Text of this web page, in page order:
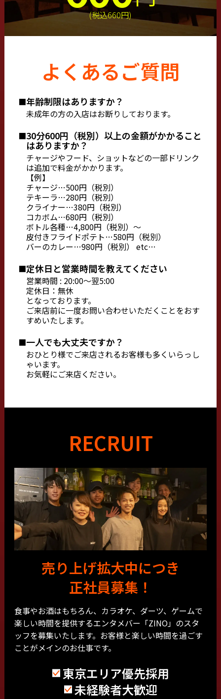
(税込660円)
よくあるご質問
年齢制限はありますか？
未成年の方の入店はお断りしております。
30分600円（税別）以上の金額がかかること
はありますか？
チャージやフード、ショットなどの一部ドリンク
は追加で料金がかかります。
【例】
チャージ…500円（税別）
テキーラ…280円（税別）
クライナー…380円（税別）
コカボム…680円（税別）
ボトル各種…4,800円（税別）〜
皮付きフライドポテト…580円（税別）
バーのカレー…980円（税別） etc…
定休日と営業時間を教えてください
営業時間 : 20:00〜翌5:00
定休日：無休
となっております。
ご来店前に一度お問い合わせいただくことをおす
すめいたします。
一人でも大丈夫ですか？
おひとり様でご来店されるお客様も多くいらっし
ゃいます。
お気軽にご来店ください。
RECRUIT
売り上げ拡大中につき
正社員募集！
食事やお酒はもちろん、カラオケ、ダーツ、ゲームで
楽しい時間を提供するエンタメバー「ZINO」のスタ
ッフを募集いたします。お客様と楽しい時間を過ごす
ことがメインのお仕事です。
東京エリア優先採用
未経験者大歓迎